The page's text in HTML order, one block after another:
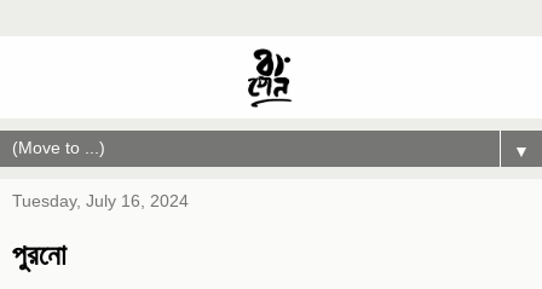
▼
Tuesday, July 16, 2024
পুরনো